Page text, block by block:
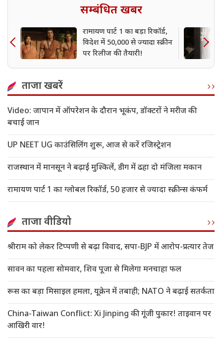
सम्बंधित खबर
रामायण पार्ट 1 का बड़ा रिकॉर्ड,
विदेश में 50,000 से ज्यादा स्क्रीन
पर रिलीज की तैयारी!
ताजा खबरें
Video: जापान में ऑपरेशन के दौरान भूकंप, डॉक्टरों ने मरीज की
बचाई जान
UP NEET UG काउंसिलिंग शुरू, आज से करें रजिस्ट्रेशन
राजस्थान में मानसून ने बढ़ाई मुश्किलें, डीग में ढहा दो मंजिला मकान
रामायण पार्ट 1 का ग्लोबल रिकॉर्ड, 50 हजार से ज्यादा स्क्रीन्स कंफर्म
ताजा वीडियो
श्रीराम को लेकर टिप्पणी से बढ़ा विवाद, सपा-BJP में आरोप-प्रत्यार तेज
सावन का पहला सोमवार, शिव पूजा से मिलेगा मनचाहा फल
रूस का बड़ा मिसाइल हमला, यूक्रेन में तबाही; NATO ने बढ़ाई सतर्कता
China-Taiwan Conflict: Xi Jinping की गूंजी पुकार! ताइवान पर
आखिरी वार!